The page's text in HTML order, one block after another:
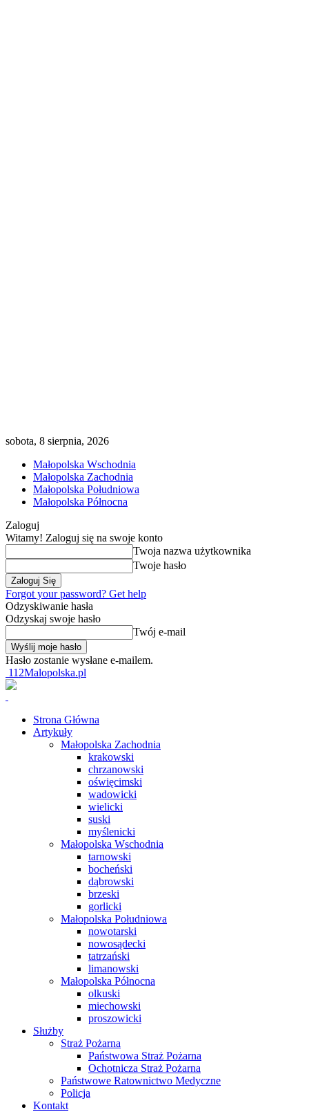
sobota, 8 sierpnia, 2026
Małopolska Wschodnia
Małopolska Zachodnia
Małopolska Południowa
Małopolska Północna
Zaloguj
Witamy! Zaloguj się na swoje konto
Twoja nazwa użytkownika
Twoje hasło
Forgot your password? Get help
Odzyskiwanie hasła
Odzyskaj swoje hasło
Twój e-mail
Hasło zostanie wysłane e-mailem.
112Malopolska.pl
Strona Główna
Artykuły
Małopolska Zachodnia
krakowski
chrzanowski
oświęcimski
wadowicki
wielicki
suski
myślenicki
Małopolska Wschodnia
tarnowski
bocheński
dąbrowski
brzeski
gorlicki
Małopolska Południowa
nowotarski
nowosądecki
tatrzański
limanowski
Małopolska Północna
olkuski
miechowski
proszowicki
Służby
Straż Pożarna
Państwowa Straż Pożarna
Ochotnicza Straż Pożarna
Państwowe Ratownictwo Medyczne
Policja
Kontakt